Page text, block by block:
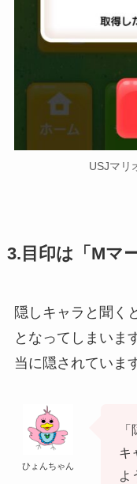
USJマ
3.目印は「Mマ
隠しキャラと聞く
となってしまいま
当に隠されていま
ひょんちゃん
キ
よ